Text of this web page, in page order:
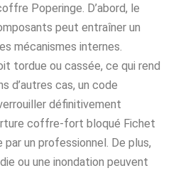
Poperinge. D’abord, le
peut entraîner un
mécanismes internes.
tordue ou cassée, ce qui rend
d’autres cas, un code
définitivement
coffre-fort bloqué Fichet
un professionnel. De plus,
ou une inondation peuvent